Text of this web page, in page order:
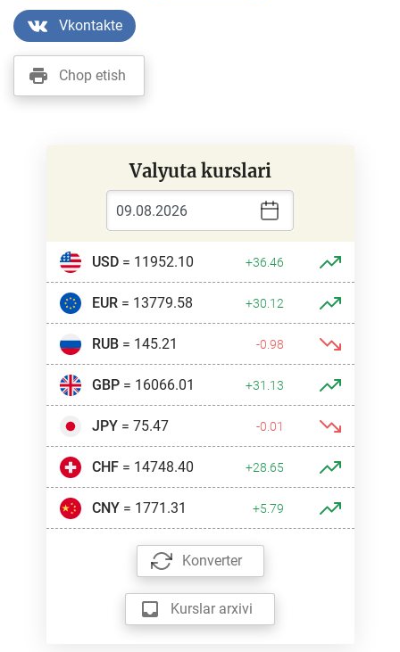
Vkontakte
Chop etish
Valyuta kurslari
USD= 11952.10 +36.46
EUR= 13779.58 +30.12
RUB= 145.21 -0.98
GBP= 16066.01 +31.13
JPY= 75.47 -0.01
CHF= 14748.40 +28.65
CNY= 1771.31 +5.79
Konverter
Kurslar arxivi